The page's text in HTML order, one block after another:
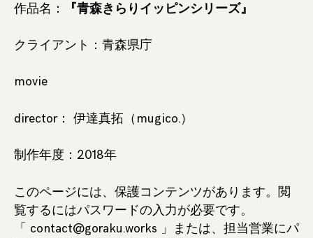
作品名： 『青森きらりイッピンシリーズ』
クライアント：青森県庁
movie
director： 伊達真拓 （mugico.）
制作年度：2018年
このページには、保護コンテンツがあります。閲
覧するにはパスワードの入力が必要です。
「 contact@goraku.works 」または、担当営業にパ